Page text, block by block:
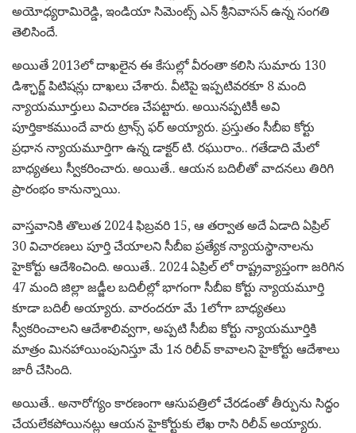
అయోధ్యరామిరెడ్డి, ఇండియా సిమెంట్స్ ఎన్ శ్రీనివాసన్ ఉన్న సంగతి
తెలిసిందే.
అయితే 2013లో దాఖలైన ఈ కేసుల్లో వీరంతా కలిసి సుమారు 130
డిశ్ఛార్జ్ పిటిషన్లు దాఖలు చేశారు. వీటిపై ఇప్పటివరకూ 8 మంది
న్యాయమూర్తులు విచారణ చేపట్టారు. అయినప్పటికీ అవి
పూర్తికాకముందే వారు ట్రాన్స్ ఫర్ అయ్యారు. ప్రస్తుతం సీబీఐ కోర్టు
ప్రధాన న్యాయమూర్తిగా ఉన్న డాక్టర్ టి. రఘురాం.. గతేడాది మేలో
బాధ్యతలు స్వీకరించారు. అయితే.. ఆయన బదిలీతో వాదనలు తిరిగి
ప్రారంభం కానున్నాయి.
వాస్తవానికి తొలుత 2024 ఫిబ్రవరి 15, ఆ తర్వాత అదే ఏడాది ఏప్రిల్
30 విచారణలు పూర్తి చేయాలని సీబీఐ ప్రత్యేక న్యాయస్థానాలను
హైకోర్టు ఆదేశించింది. అయితే.. 2024 ఏప్రిల్‌ లో రాష్ట్రవ్యాప్తంగా జరిగిన
47 మంది జిల్లా జడ్జీల బదిలీల్లో భాగంగా సీబీఐ కోర్టు న్యాయమూర్తి
కూడా బదిలీ అయ్యారు. వారందరూ మే 1లోగా బాధ్యతలు
స్వీకరించాలని ఆదేశాలివ్వగా, అప్పటి సీబీఐ కోర్టు న్యాయమూర్తికి
మాత్రం మినహాయింపునిస్తూ మే 1న రిలీవ్‌ కావాలని హైకోర్టు ఆదేశాలు
జారీ చేసింది.
అయితే.. అనారోగ్యం కారణంగా ఆసుపత్రిలో చేరడంతో తీర్పును సిద్ధం
చేయలేకపోయినట్లు ఆయన హైకోర్టుకు లేఖ రాసి రిలీవ్‌ అయ్యారు.